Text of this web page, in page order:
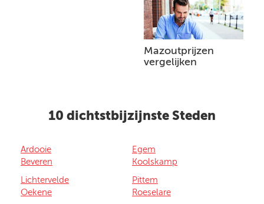
Mazoutprijzen
vergelijken
10 dichtstbijzijnste Steden
Ardooie
Beveren
Egem
Koolskamp
Lichtervelde
Oekene
Pittem
Roeselare